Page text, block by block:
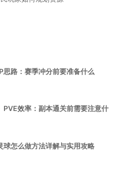
思路：赛季冲分前要准备什么
PVE效率：副本通关前需要注意什
球怎么做方法详解与实用攻略